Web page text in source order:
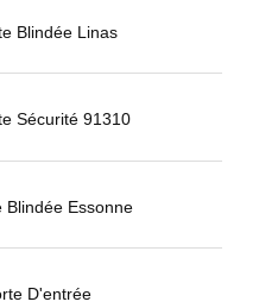
Blindée Linas
Sécurité 91310
Blindée Essonne
D'entrée